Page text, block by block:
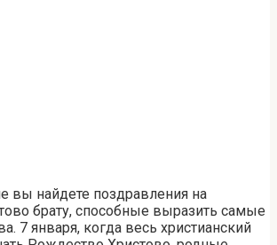
вы найдете поздравления на
брату, способные выразить самые
7 января, когда весь христианский